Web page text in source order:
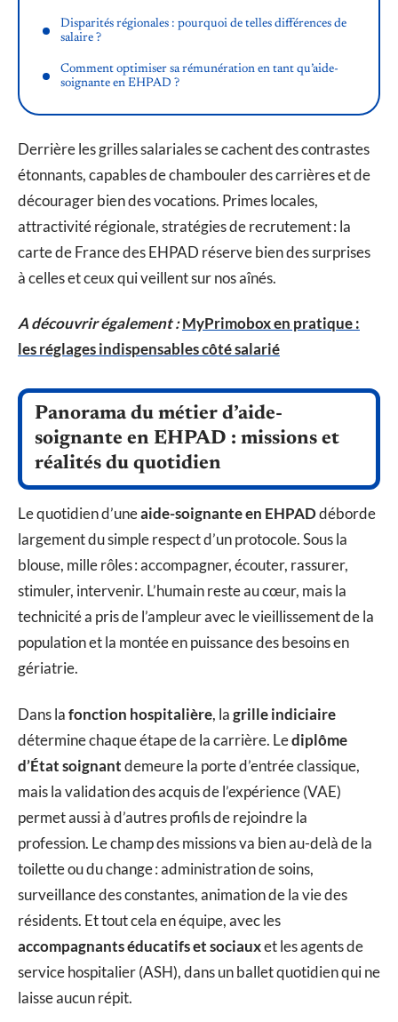
Disparités régionales : pourquoi de telles différences de
salaire ?
Comment optimiser sa rémunération en tant qu’aide-
soignante en EHPAD ?
Derrière les grilles salariales se cachent des contrastes
étonnants, capables de chambouler des carrières et de
décourager bien des vocations. Primes locales,
attractivité régionale, stratégies de recrutement : la
carte de France des EHPAD réserve bien des surprises
à celles et ceux qui veillent sur nos aînés.
A découvrir également :MyPrimobox en pratique :
les réglages indispensables côté salarié
Panorama du métier d’aide-
soignante en EHPAD : missions et
réalités du quotidien
Le quotidien d’uneaide-soignante en EHPADdéborde
largement du simple respect d’un protocole. Sous la
blouse, mille rôles : accompagner, écouter, rassurer,
stimuler, intervenir. L’humain reste au cœur, mais la
technicité a pris de l’ampleur avec le vieillissement de la
population et la montée en puissance des besoins en
gériatrie.
Dans lafonction hospitalière, lagrille indiciaire
détermine chaque étape de la carrière. Lediplôme
d’État soignantdemeure la porte d’entrée classique,
mais la validation des acquis de l’expérience (VAE)
permet aussi à d’autres profils de rejoindre la
profession. Le champ des missions va bien au-delà de la
toilette ou du change : administration de soins,
surveillance des constantes, animation de la vie des
résidents. Et tout cela en équipe, avec les
accompagnants éducatifs et sociauxet les agents de
service hospitalier (ASH), dans un ballet quotidien qui ne
laisse aucun répit.